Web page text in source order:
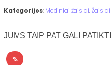
Kategorijos: Mediniai žaislai,
JUMS TAIP PAT GALI PATIKTI
%